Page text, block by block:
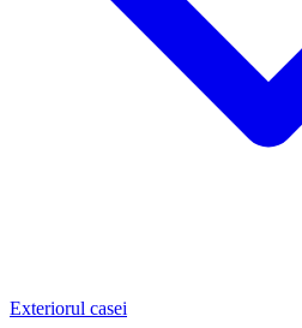
Exteriorul casei